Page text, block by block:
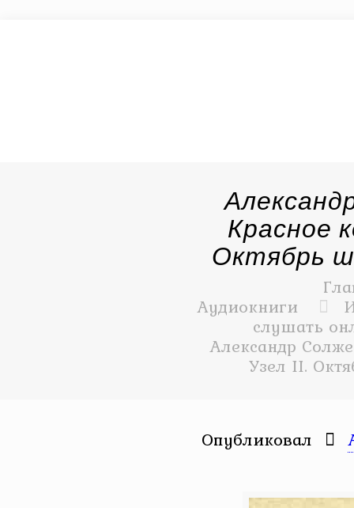
Красное
Октябрь
Аудиокниги
слушать
Александр
Узел II.
Опубликовал